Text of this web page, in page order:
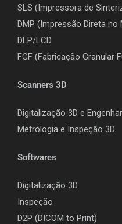
SLS (Impressora de
DMP (Impressão Direta no
DLP/LCD
FGF (Fabricação Granular
Scanners 3D
Digitalização 3D e
Metrologia e Inspeção 3D
Softwares
Digitalização 3D
Inspeção
D2P (DICOM to Print)